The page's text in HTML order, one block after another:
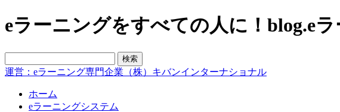
eラーニングをすべての人に！blog.e
運営：eラーニング専門企業（株）キバンインターナショナル
ホーム
eラーニングシステム